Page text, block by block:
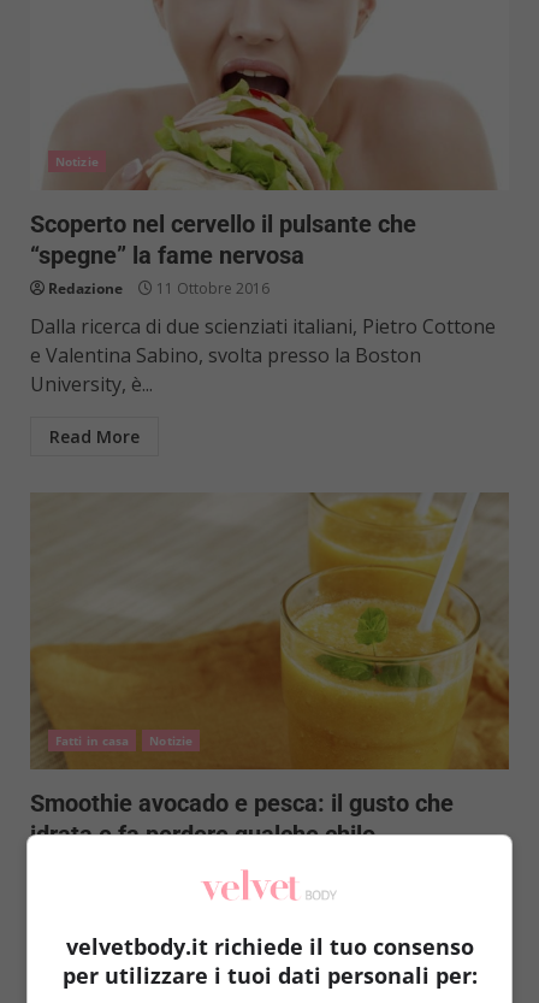
Notizie
Scoperto nel cervello il pulsante che
“spegne” la fame nervosa
Redazione 11 Ottobre 2016
Dalla ricerca di due scienziati italiani, Pietro Cottone
e Valentina Sabino, svolta presso la Boston
University, è...
Read More
Fatti in casa Notizie
Smoothie avocado e pesca: il gusto che
idrata e fa perdere qualche chilo
10 Luglio 2016
Saltare la merenda (o lo spuntino dopo cena) non è
necessario nemmeno quando si vuole perdere
qualche...
velvetbody.it richiede il tuo consenso
per utilizzare i tuoi dati personali per: